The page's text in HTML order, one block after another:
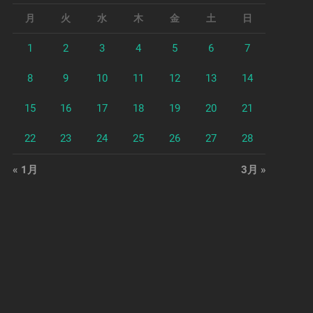
月 火 水 木 金 土 日
1 2 3 4 5 6 7
8 9 10 11 12 13 14
15 16 17 18 19 20 21
22 23 24 25 26 27 28
« 1月 3月 »